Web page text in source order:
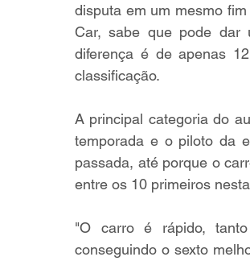
disputa em um mesmo
Car, sabe que pode dar
diferença é de apenas
classificação.
A principal categoria do
temporada e o piloto da
passada, até porque o
entre os 10 primeiros
"O carro é rápido,
conseguindo o sexto